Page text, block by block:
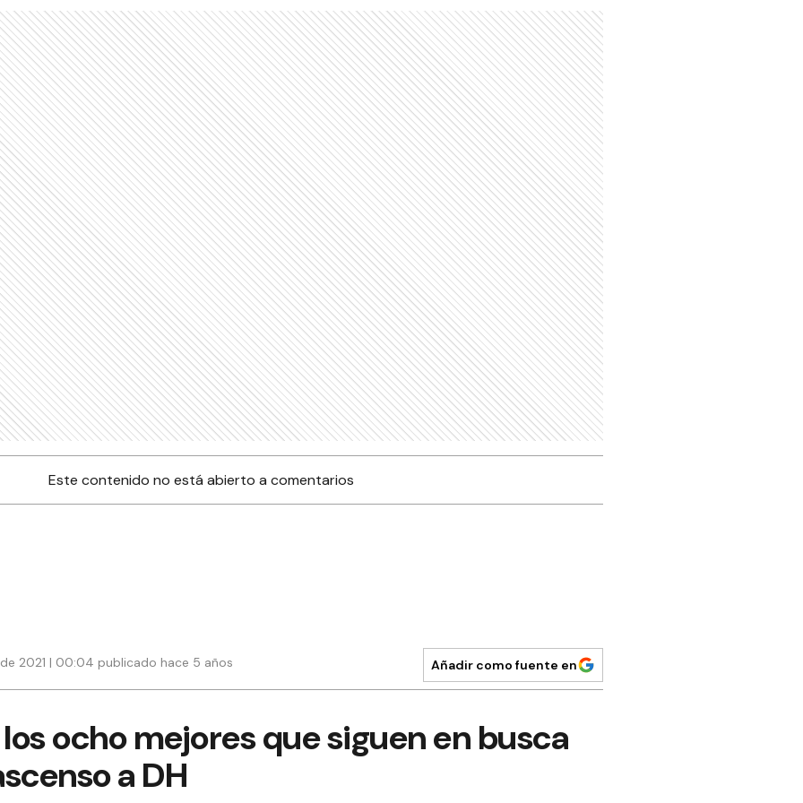
Este contenido no está abierto a comentarios
2021 | 00:04 publicado hace 5 años Añadir como fuente en
ocho mejores que siguen en busca
a DH